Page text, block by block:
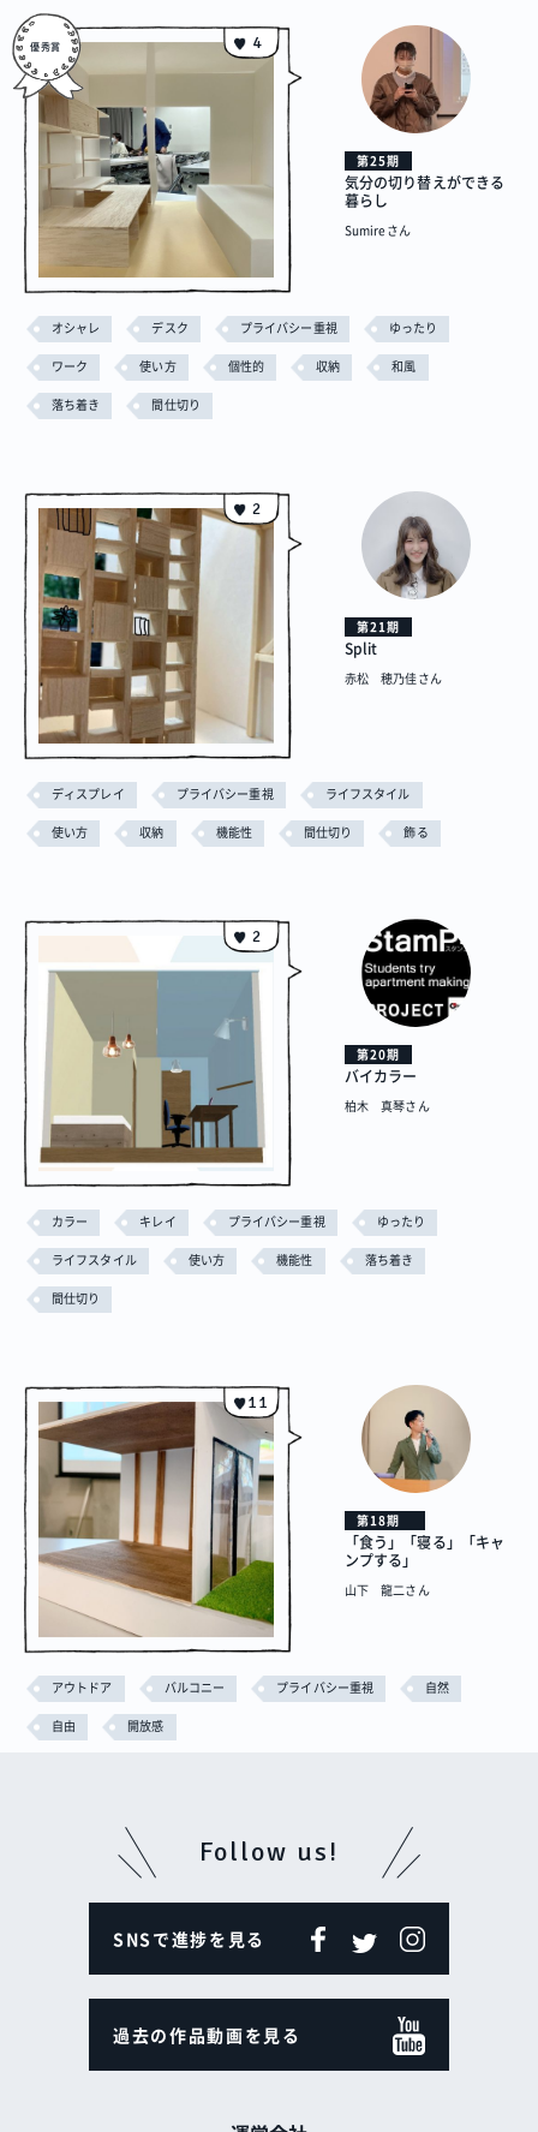
プロジェクト
概要
プラン一覧 Blog
リノベーション物件ってなあに？
オーナー様へ
SNSで進捗を見る
過去の作品動画を見る
4
第25期
気分の切り替えができる
暮らし
Sumireさん
オシャレ デスク プライバシー重視 ゆったり
ワーク 使い方 個性的 収納 和風
落ち着き 間仕切り
2
第21期
Split
赤松 穂乃佳さん
ディスプレイ プライバシー重視 ライフスタイル
使い方 収納 機能性 間仕切り 飾る
2
第20期
バイカラー
柏木 真琴さん
カラー キレイ プライバシー重視 ゆったり
ライフスタイル 使い方 機能性 落ち着き
間仕切り
11
第18期
「食う」「寝る」「キャ
ンプする」
山下 龍二さん
アウトドア バルコニー プライバシー重視 自然
自由 開放感
Follow us!
SNSで進捗を見る
過去の作品動画を見る